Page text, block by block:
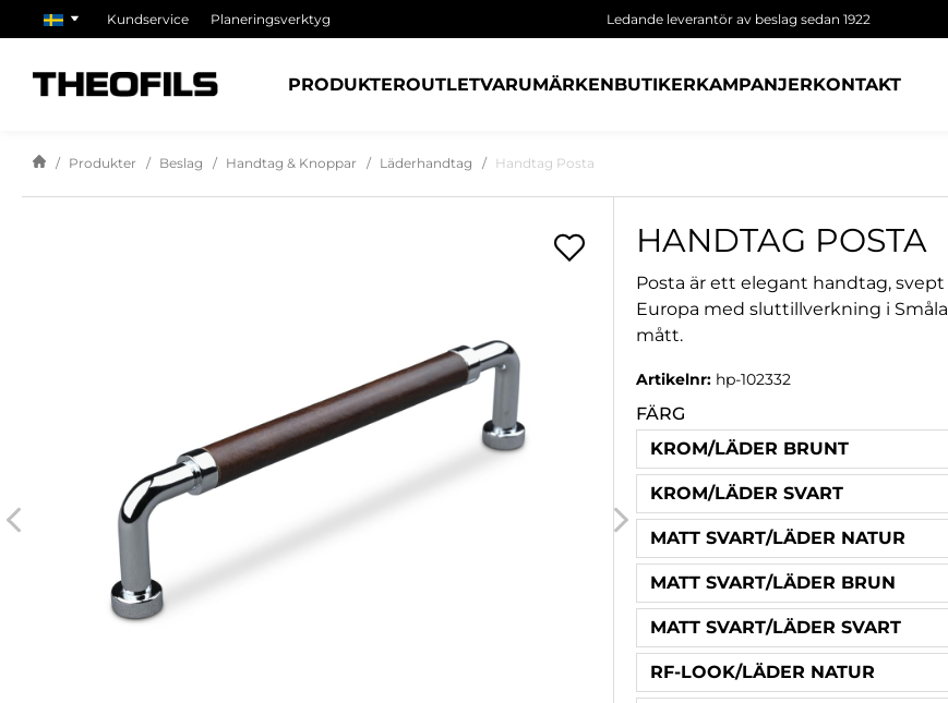
Kundservice Planeringsverktyg Ledande leverantör av beslag sedan 1922
PRODUKTEROUTLETVARUMÄRKENBUTIKERKAMPANJERKONTAKT
Produkter Beslag Handtag & Knoppar Läderhandtag Handtag Posta
HANDTAG POSTA
Posta är ett elegant handtag,
Europa med sluttillverkning i
mått.
Artikelnr: hp-102332
FÄRG
KROM/LÄDER BRUNT
KROM/LÄDER SVART
MATT SVART/LÄDER NATUR
MATT SVART/LÄDER BRUN
MATT SVART/LÄDER SVART
RF-LOOK/LÄDER NATUR